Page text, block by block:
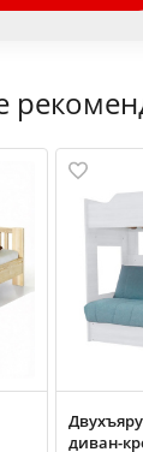
диван-